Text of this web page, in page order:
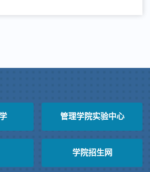
管理学院实验中心
学院招生网